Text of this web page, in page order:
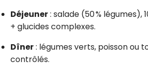
Déjeuner: salade (50 %
+ glucides complexes.
Dîner: légumes verts, poisson ou
contrôlés.